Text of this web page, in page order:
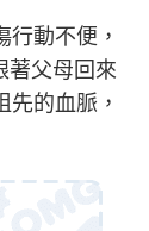
動不便，
著父母回來
的血脈，